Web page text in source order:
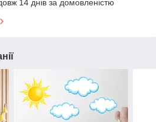
14 днів за домовленістю